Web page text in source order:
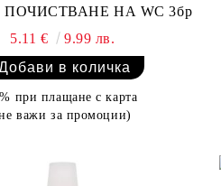
НА WC 3бр
5.11 €
9.99 лв.
при плащане с карта
важи за промоции)